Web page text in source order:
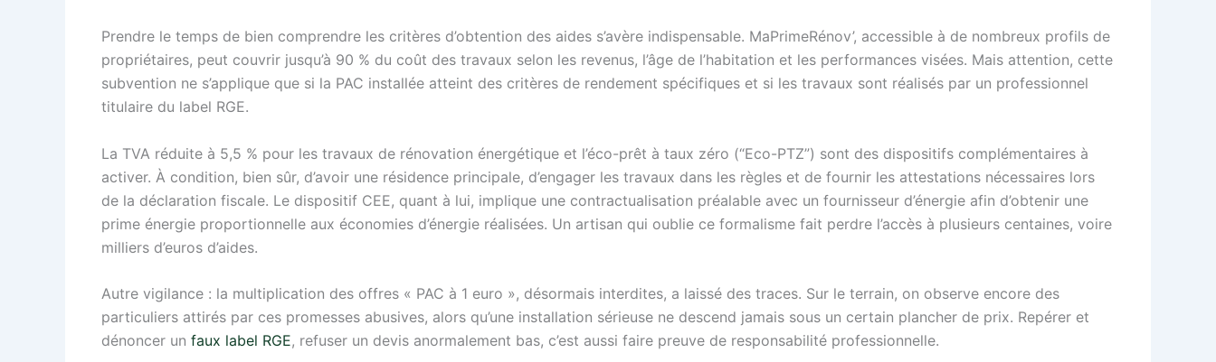
Prendre le temps de bien comprendre les critères d’obtention des aides s’avère indispensable. MaPrimeRénov’, accessible à de nombreux profils de
propriétaires, peut couvrir jusqu’à 90 % du coût des travaux selon les revenus, l’âge de l’habitation et les performances visées. Mais attention, cette
subvention ne s’applique que si la PAC installée atteint des critères de rendement spécifiques et si les travaux sont réalisés par un professionnel
titulaire du label RGE.
La TVA réduite à 5,5 % pour les travaux de rénovation énergétique et l’éco-prêt à taux zéro (“Eco-PTZ”) sont des dispositifs complémentaires à
activer. À condition, bien sûr, d’avoir une résidence principale, d’engager les travaux dans les règles et de fournir les attestations nécessaires lors
de la déclaration fiscale. Le dispositif CEE, quant à lui, implique une contractualisation préalable avec un fournisseur d’énergie afin d’obtenir une
prime énergie proportionnelle aux économies d’énergie réalisées. Un artisan qui oublie ce formalisme fait perdre l’accès à plusieurs centaines, voire
milliers d’euros d’aides.
Autre vigilance : la multiplication des offres « PAC à 1 euro », désormais interdites, a laissé des traces. Sur le terrain, on observe encore des
particuliers attirés par ces promesses abusives, alors qu’une installation sérieuse ne descend jamais sous un certain plancher de prix. Repérer et
dénoncer un faux label RGE, refuser un devis anormalement bas, c’est aussi faire preuve de responsabilité professionnelle.